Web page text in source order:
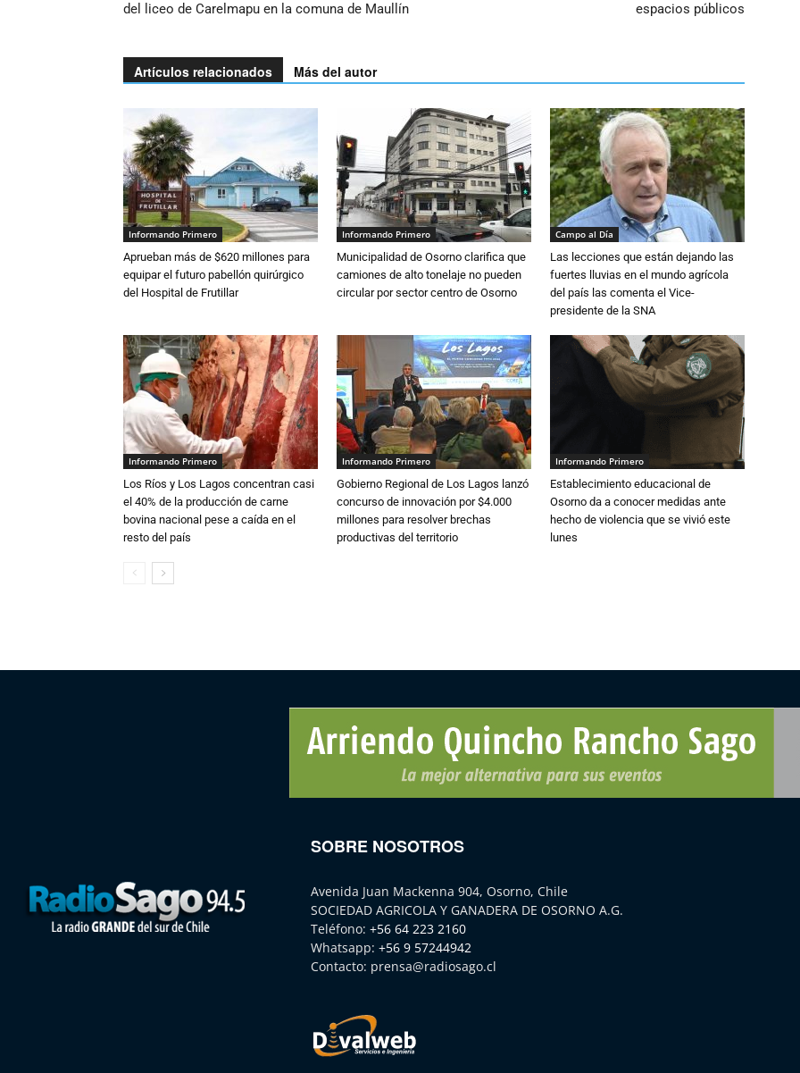
del liceo de Carelmapu en la comuna de Maullín
espacios públicos
Artículos relacionados Más del autor
Informando Primero
Aprueban más de $620 millones para
equipar el futuro pabellón quirúrgico
del Hospital de Frutillar
Informando Primero
Municipalidad de Osorno clarifica que
camiones de alto tonelaje no pueden
circular por sector centro de Osorno
Campo al Día
Las lecciones que están dejando las
fuertes lluvias en el mundo agrícola
del país las comenta el Vice-
presidente de la SNA
Informando Primero
Los Ríos y Los Lagos concentran casi
el 40% de la producción de carne
bovina nacional pese a caída en el
resto del país
Informando Primero
Gobierno Regional de Los Lagos lanzó
concurso de innovación por $4.000
millones para resolver brechas
productivas del territorio
Informando Primero
Establecimiento educacional de
Osorno da a conocer medidas ante
hecho de violencia que se vivió este
lunes
SOBRE NOSOTROS
Avenida Juan Mackenna 904, Osorno, Chile
SOCIEDAD AGRICOLA Y GANADERA DE OSORNO A.G.
Teléfono: +56 64 223 2160
Whatsapp: +56 9 57244942
Contacto: prensa@radiosago.cl